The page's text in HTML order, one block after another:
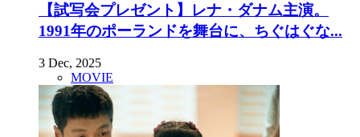
【試写会プレゼント】レナ・ダナム主演。
1991年のポーランドを舞台に、ちぐはぐな...
3 Dec, 2025
MOVIE